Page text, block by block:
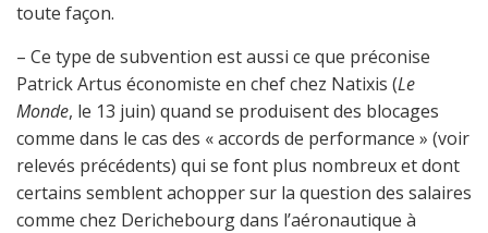
toute façon.
– Ce type de subvention est aussi ce que préconise
Patrick Artus économiste en chef chez Natixis (Le
Monde, le 13 juin) quand se produisent des blocages
comme dans le cas des « accords de performance » (voir
relevés précédents) qui se font plus nombreux et dont
certains semblent achopper sur la question des salaires
comme chez Derichebourg dans l’aéronautique à